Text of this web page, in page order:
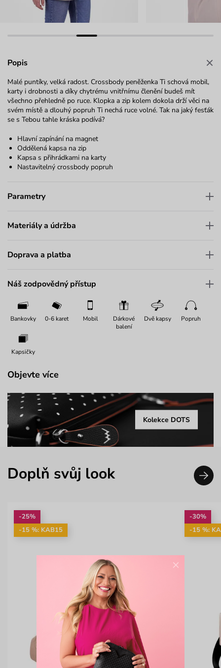
Popis
Malé puntíky, velká radost. Crossbody peněženka Ti schová mobil,
karty i drobnosti a díky chytrému vnitřnímu členění budeš mít
všechno přehledně po ruce. Klopka a zip kolem dokola drží věci na
svém místě a dlouhý popruh Ti nechá ruce volné. Tak na jaký fesťák
se s Tebou tahle kráska podívá?
Hlavní zapínání na magnet
Oddělená kapsa na zip
Kapsa s přihrádkami na karty
Nastavitelný crossbody popruh
Parametry
Materiály a údržba
Doprava a platba
Náš zodpovědný přístup
Bankovky 0-6 karet Mobil
Dárkové
balení
Dvě kapsy Popruh
Kapsičky
Objevte více
Kolekce DOTS
Doplň svůj look
-25%
-15 %: KAB15
-30%
-15 %:
×